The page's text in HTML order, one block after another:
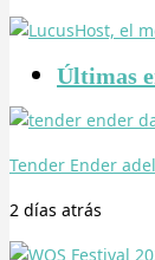
Últimas
Tender Ender
2 días atrás